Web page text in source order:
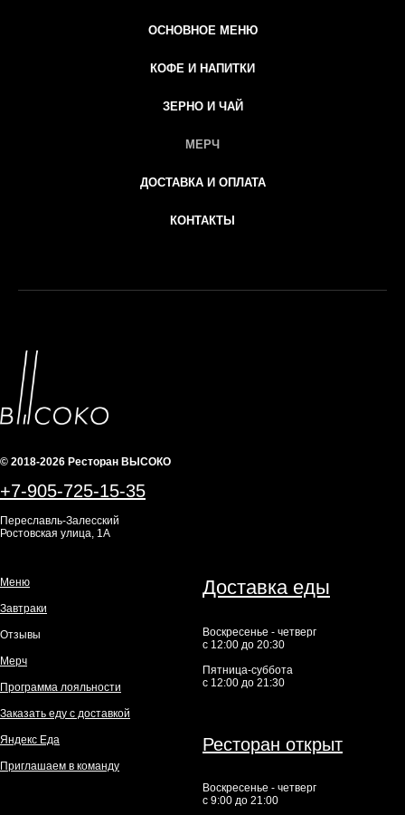
ОСНОВНОЕ МЕНЮ
КОФЕ И НАПИТКИ
ЗЕРНО И ЧАЙ
МЕРЧ
ДОСТАВКА И ОПЛАТА
КОНТАКТЫ
© 2018-2026 Ресторан ВЫСОКО
+7-905-725-15-35
Переславль-Залесский
Ростовская улица, 1А
Меню
Завтраки
Отзывы
Мерч
Программа лояльности
Заказать еду с доставкой
Яндекс Еда
Приглашаем в команду
Доставка еды
Воскресенье - четверг
с 12:00 до 20:30
Пятница-суббота
с 12:00 до 21:30
Ресторан открыт
Воскресенье - четверг
с 9:00 до 21:00